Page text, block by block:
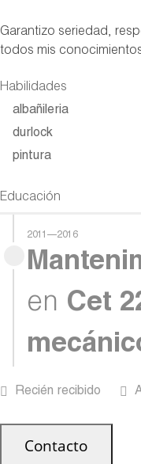
Garantizo seriedad,
todos mis
Habilidades
albañileria
durlock
pintura
Educación
2011—2016
en Cet
Recién recibido